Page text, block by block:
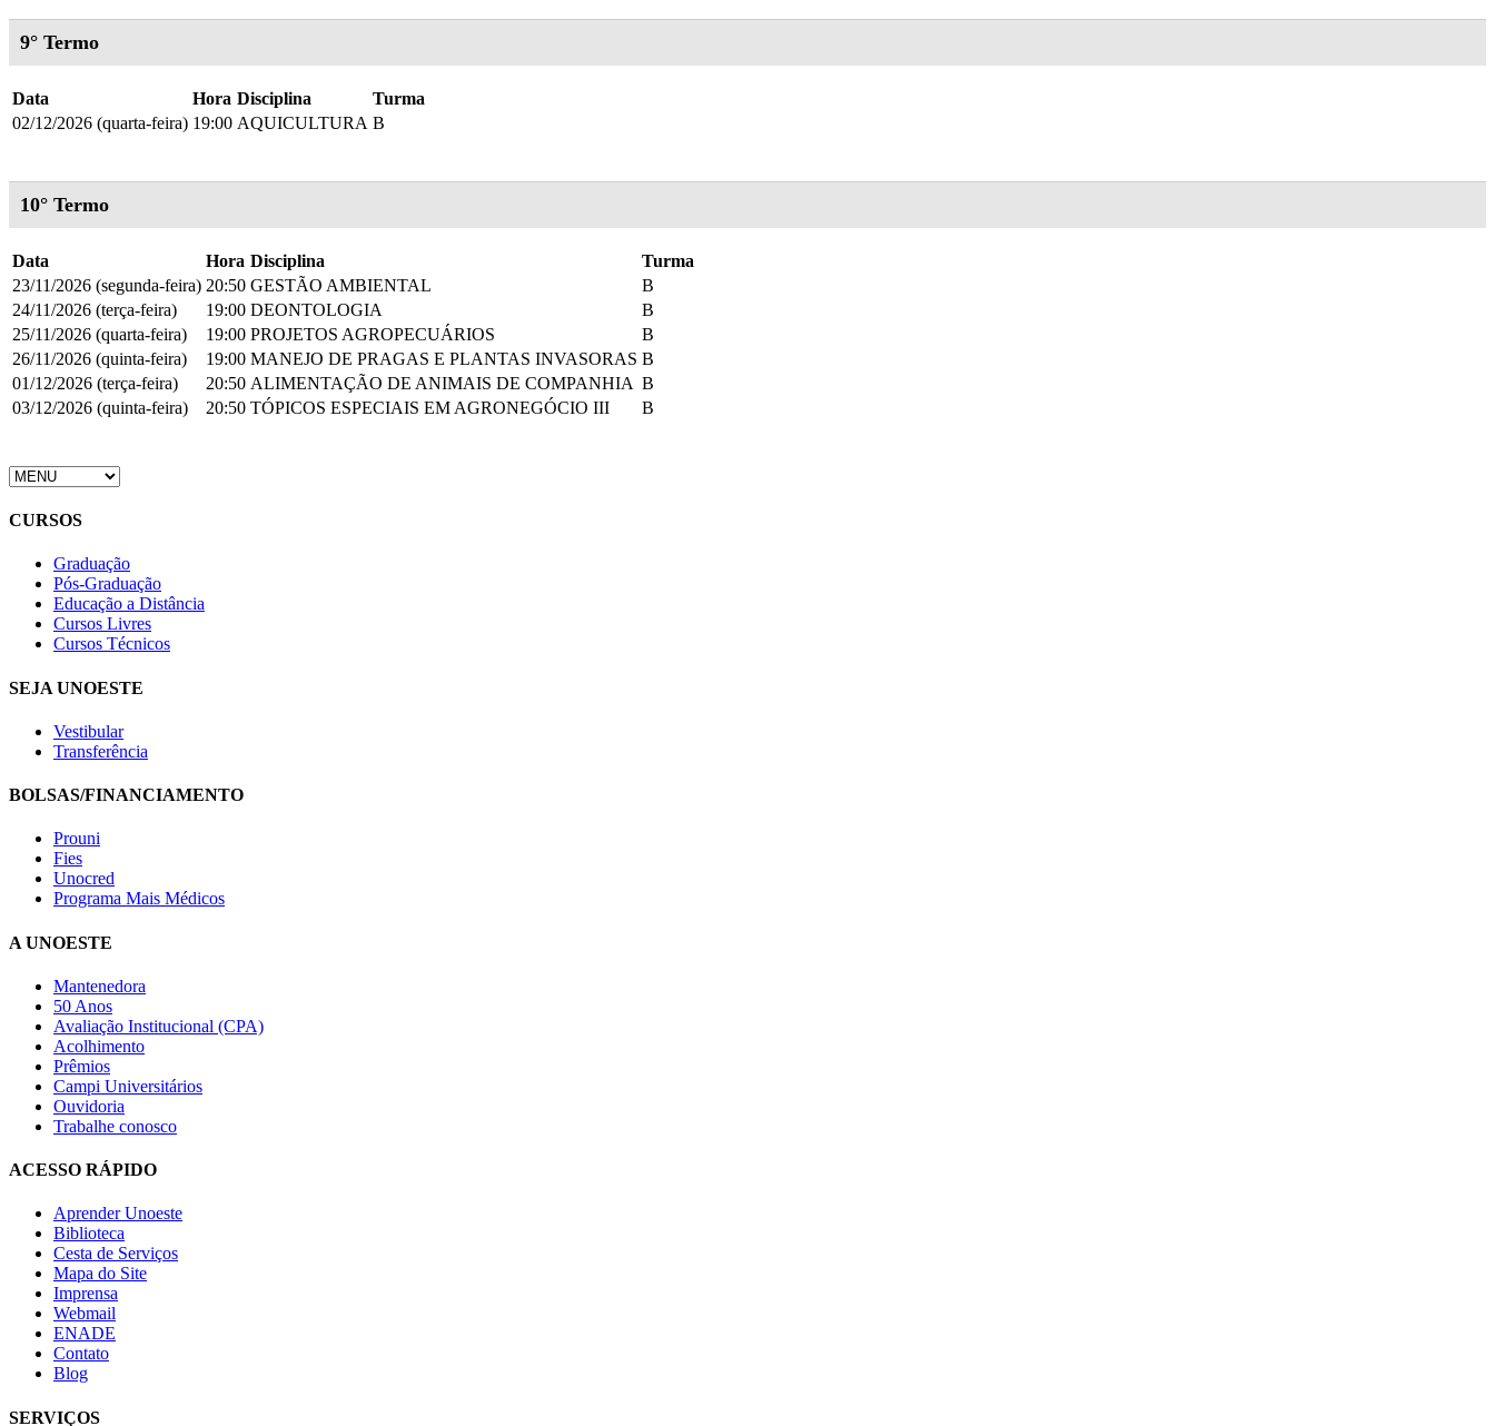
9° Termo
Data Hora Disciplina
Turma
02/12/2026 (quarta-feira) 19:00 AQUICULTURA B
10° Termo
Data Hora Disciplina
Turma
23/11/2026 (segunda-feira) 20:50 GESTÃO AMBIENTAL
B
24/11/2026 (terça-feira)
19:00 DEONTOLOGIA
B
25/11/2026 (quarta-feira)
19:00 PROJETOS AGROPECUÁRIOS
B
26/11/2026 (quinta-feira)
19:00 MANEJO DE PRAGAS E PLANTAS INVASORAS B
01/12/2026 (terça-feira)
20:50 ALIMENTAÇÃO DE ANIMAIS DE COMPANHIA B
03/12/2026 (quinta-feira)
20:50 TÓPICOS ESPECIAIS EM AGRONEGÓCIO III B
CURSOS
Graduação
Pós-Graduação
Educação a Distância
Cursos Livres
Cursos Técnicos
SEJA UNOESTE
Vestibular
Transferência
BOLSAS/FINANCIAMENTO
Prouni
Fies
Unocred
Programa Mais Médicos
A UNOESTE
Mantenedora
50 Anos
Avaliação Institucional (CPA)
Acolhimento
Prêmios
Campi Universitários
Ouvidoria
Trabalhe conosco
ACESSO RÁPIDO
Aprender Unoeste
Biblioteca
Cesta de Serviços
Mapa do Site
Imprensa
Webmail
ENADE
Contato
Blog
SERVIÇOS